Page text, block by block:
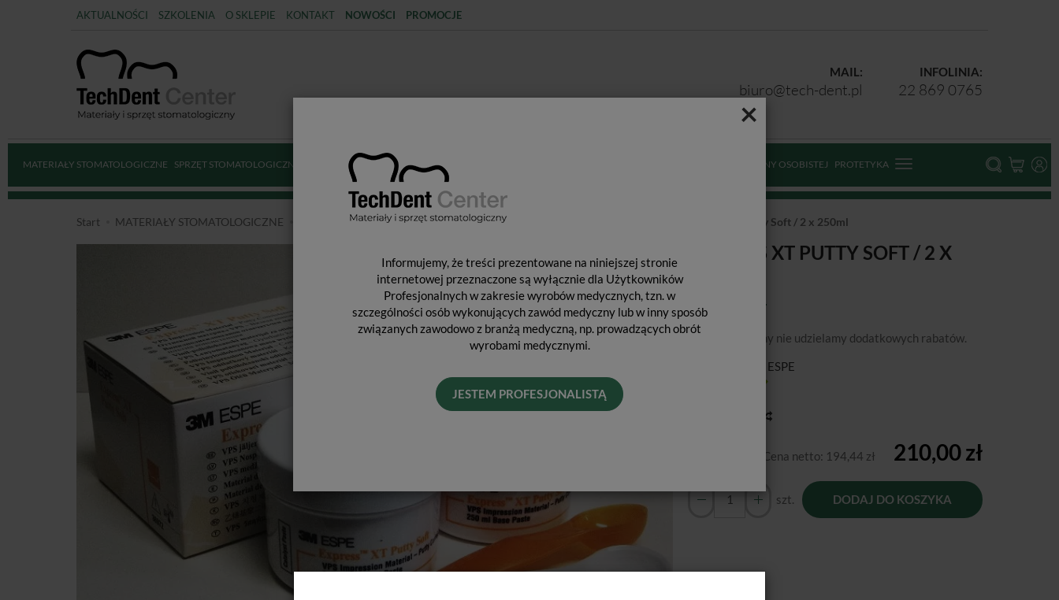
×
Informujemy, że treści prezentowane na niniejszej stronie
internetowej przeznaczone są wyłącznie dla Użytkowników
Profesjonalnych w zakresie wyrobów medycznych, tzn. w
szczególności osób wykonujących zawód medyczny lub w inny sposób
związanych zawodowo z branżą medyczną, np. prowadzących obrót
wyrobami medycznymi.
JESTEM PROFESJONALISTĄ
AKTUALNOŚCI SZKOLENIA O SKLEPIE KONTAKT NOWOŚCI PROMOCJE
INFOLINIA:
22 869 0765
MAIL:
biuro@tech-dent.pl
MATERIAŁY STOMATOLOGICZNE SPRZĘT STOMATOLOGICZNY DEZYNFEKCJA STERYLIZACJA ŚRODKI OCHRONY OSOBISTEJ PROTETYKA
Start MATERIAŁY STOMATOLOGICZNE MASY WYCISKOWE Masy wyciskowe poliwinylosiloksanowe (A-silikony) Express XT Putty Soft / 2 x 250ml
EXPRESS XT PUTTY SOFT / 2 X
Od podanej ceny nie udzielamy dodatkowych rabatów.
3M ESPE
Cena netto: 194,44 zł 210,00 zł
szt. DODAJ DO KOSZYKA